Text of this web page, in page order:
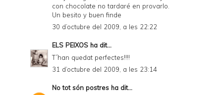
con chocolate no tardaré en provarlo.
Un besito y buen finde
30 d’octubre del 2009, a les 22:22
ELS PEIXOS ha dit...
T´han quedat perfectes!!!!
31 d’octubre del 2009, a les 23:14
No tot són postres ha dit...